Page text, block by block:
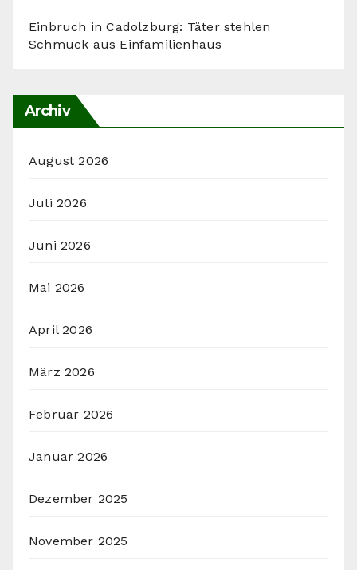
Einbruch in Cadolzburg: Täter stehlen
Schmuck aus Einfamilienhaus
Archiv
August 2026
Juli 2026
Juni 2026
Mai 2026
April 2026
März 2026
Februar 2026
Januar 2026
Dezember 2025
November 2025